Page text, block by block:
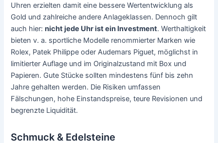
Uhren erzielten damit eine bessere Wertentwicklung als
Gold und zahlreiche andere Anlageklassen. Dennoch gilt
auch hier:nicht jede Uhr ist ein Investment. Werthaltigkeit
bieten v. a. sportliche Modelle renommierter Marken wie
Rolex, Patek Philippe oder Audemars Piguet, möglichst in
limitierter Auflage und im Originalzustand mit Box und
Papieren. Gute Stücke sollten mindestens fünf bis zehn
Jahre gehalten werden. Die Risiken umfassen
Fälschungen, hohe Einstandspreise, teure Revisionen und
begrenzte Liquidität.
Schmuck & Edelsteine